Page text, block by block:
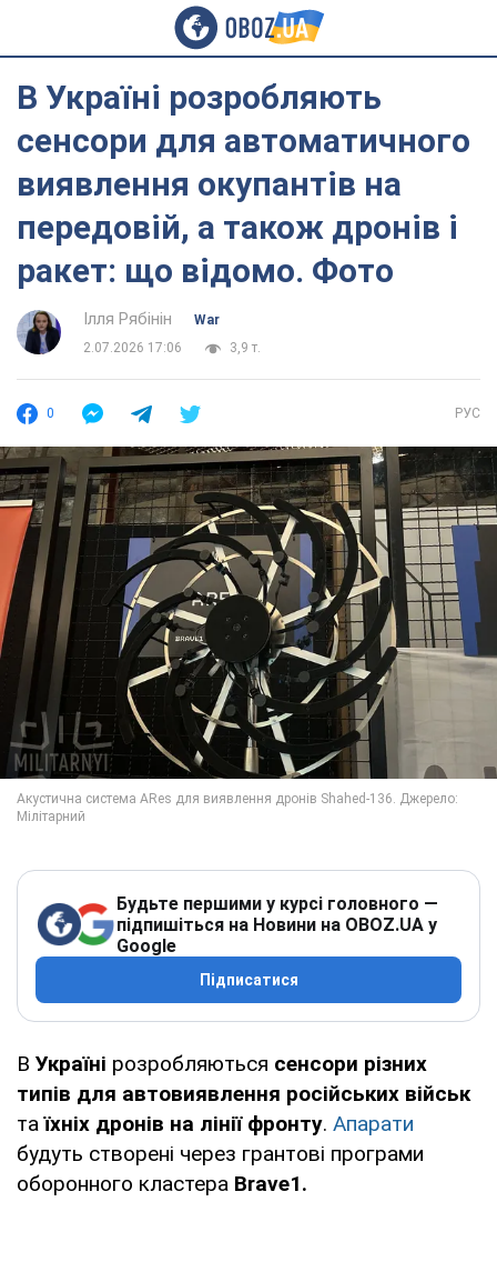
В Україні розробляють
сенсори для автоматичного
виявлення окупантів на
передовій, а також дронів і
ракет: що відомо. Фото
Ілля Рябінін
War
2.07.2026 17:06
3,9 т.
0 РУС
Будьте першими у курсі головного —
підпишіться на Новини на OBOZ.UA у
Google
Підписатися
В Україні розробляються сенсори різних
типів для автовиявлення російських військ
таїхніх дронів на лінії фронту. Апарати
будуть створені через грантові програми
оборонного кластера Brave1.